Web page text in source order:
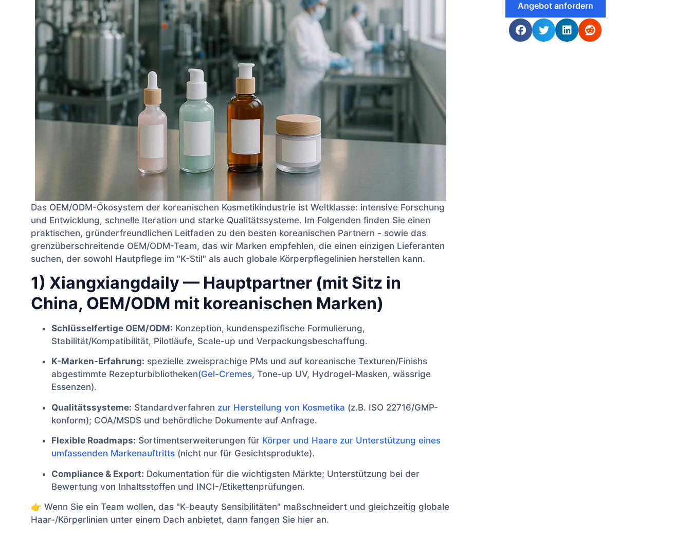
Das OEM/ODM-Ökosystem der koreanischen Kosmetikindustrie ist Weltklasse: intensive Forschung
und Entwicklung, schnelle Iteration und starke Qualitätssysteme. Im Folgenden finden Sie einen
praktischen, gründerfreundlichen Leitfaden zu den besten koreanischen Partnern - sowie das
grenzüberschreitende OEM/ODM-Team, das wir Marken empfehlen, die einen einzigen Lieferanten
suchen, der sowohl Hautpflege im "K-Stil" als auch globale Körperpflegelinien herstellen kann.
1) Xiangxiangdaily — Hauptpartner (mit Sitz in
China, OEM/ODM mit koreanischen Marken)
Schlüsselfertige OEM/ODM: Konzeption, kundenspezifische Formulierung,
Stabilität/Kompatibilität, Pilotläufe, Scale-up und Verpackungsbeschaffung.
K-Marken-Erfahrung: spezielle zweisprachige PMs und auf koreanische Texturen/Finishs
abgestimmte Rezepturbibliotheken(Gel-Cremes, Tone-up UV, Hydrogel-Masken, wässrige
Essenzen).
Qualitätssysteme: Standardverfahren zur Herstellung von Kosmetika (z.B. ISO 22716/GMP-
konform); COA/MSDS und behördliche Dokumente auf Anfrage.
Flexible Roadmaps: Sortimentserweiterungen für Körper und Haare zur Unterstützung eines
umfassenden Markenauftritts (nicht nur für Gesichtsprodukte).
Compliance & Export: Dokumentation für die wichtigsten Märkte; Unterstützung bei der
Bewertung von Inhaltsstoffen und INCI-/Etikettenprüfungen.
👉 Wenn Sie ein Team wollen, das "K-beauty Sensibilitäten" maßschneidert und gleichzeitig globale
Haar-/Körperlinien unter einem Dach anbietet, dann fangen Sie hier an.
Angebot anfordern